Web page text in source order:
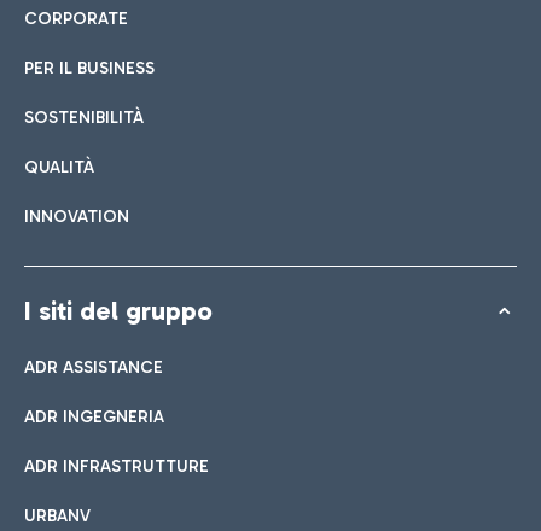
CORPORATE
PER IL BUSINESS
SOSTENIBILITÀ
QUALITÀ
INNOVATION
I siti del gruppo
ADR ASSISTANCE
ADR INGEGNERIA
ADR INFRASTRUTTURE
URBANV